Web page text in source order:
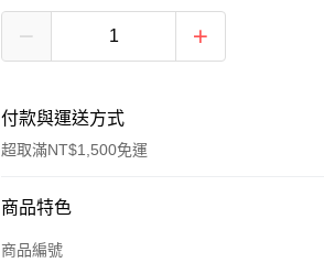
付款與運送方式
超取滿NT$1,500免運
付款方式
信用卡一次付款
商品特色
商品編號